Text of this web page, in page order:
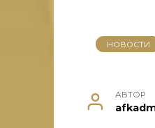
НОВОСТИ
АВТОР